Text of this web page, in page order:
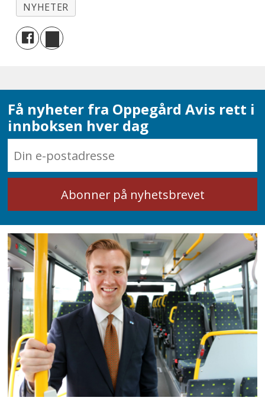
NYHETER
Få nyheter fra Oppegård Avis rett i
innboksen hver dag